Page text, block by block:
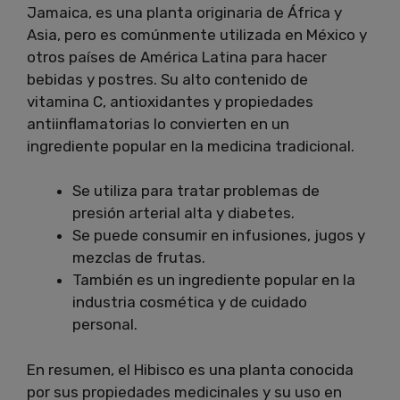
Jamaica, es una planta originaria de África y
Asia, pero es comúnmente utilizada en México y
otros países de América Latina para hacer
bebidas y postres. Su alto contenido de
vitamina C, antioxidantes y propiedades
antiinflamatorias lo convierten en un
ingrediente popular en la medicina tradicional.
Se utiliza para tratar problemas de
presión arterial alta y diabetes.
Se puede consumir en infusiones, jugos y
mezclas de frutas.
También es un ingrediente popular en la
industria cosmética y de cuidado
personal.
En resumen, el Hibisco es una planta conocida
por sus propiedades medicinales y su uso en